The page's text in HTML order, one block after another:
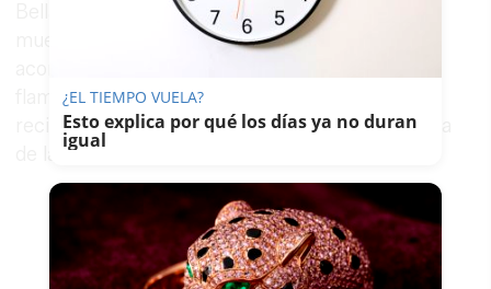
Bellas Artes de Madrid. En este montaje, Alqhai
muestra un montaje en el que se encuentra
flamencoArcángel, espectáculo por el que
recibieron en 2012 el Giraldillo a la Mejor Música
de la Bienal de Flamenco de Sevilla.
¿EL TIEMPO VUELA?
Esto explica por qué los días ya no duran
igual